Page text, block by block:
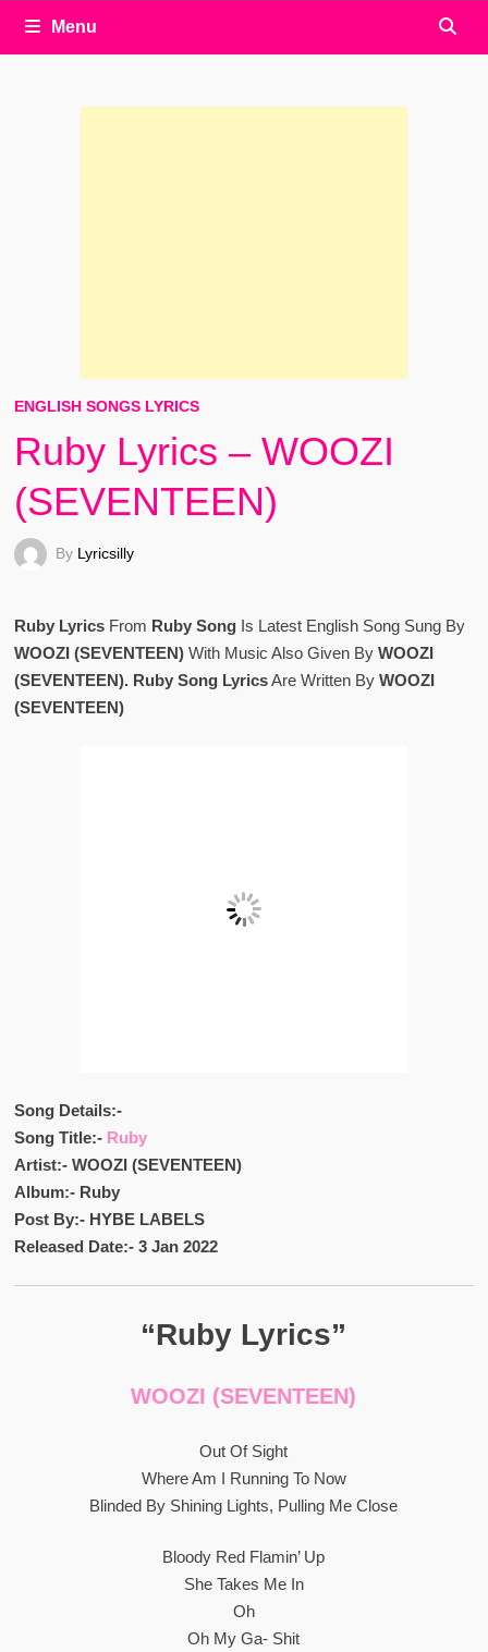
Menu
ENGLISH SONGS LYRICS
Ruby Lyrics – WOOZI
(SEVENTEEN)
By Lyricsilly
Ruby LyricsFrom Ruby SongIs Latest English Song Sung By
WOOZI (SEVENTEEN) With Music Also Given By WOOZI
(SEVENTEEN). Ruby Song LyricsAre Written By WOOZI
(SEVENTEEN)
Song Details:-
Song Title:- Ruby
Artist:- WOOZI (SEVENTEEN)
Album:- Ruby
Post By:- HYBE LABELS
Released Date:- 3 Jan 2022
“Ruby Lyrics”
WOOZI (SEVENTEEN)
Out Of Sight
Where Am I Running To Now
Blinded By Shining Lights, Pulling Me Close
Bloody Red Flamin’ Up
She Takes Me In
Oh
Oh My Ga- Shit